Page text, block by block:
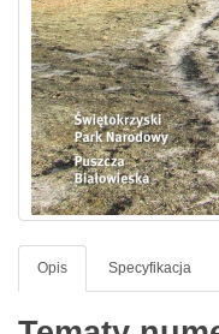
Opis Specyfikacja